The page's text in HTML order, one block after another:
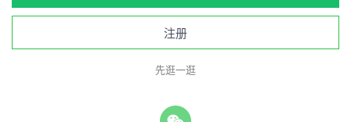
注册
先逛一逛